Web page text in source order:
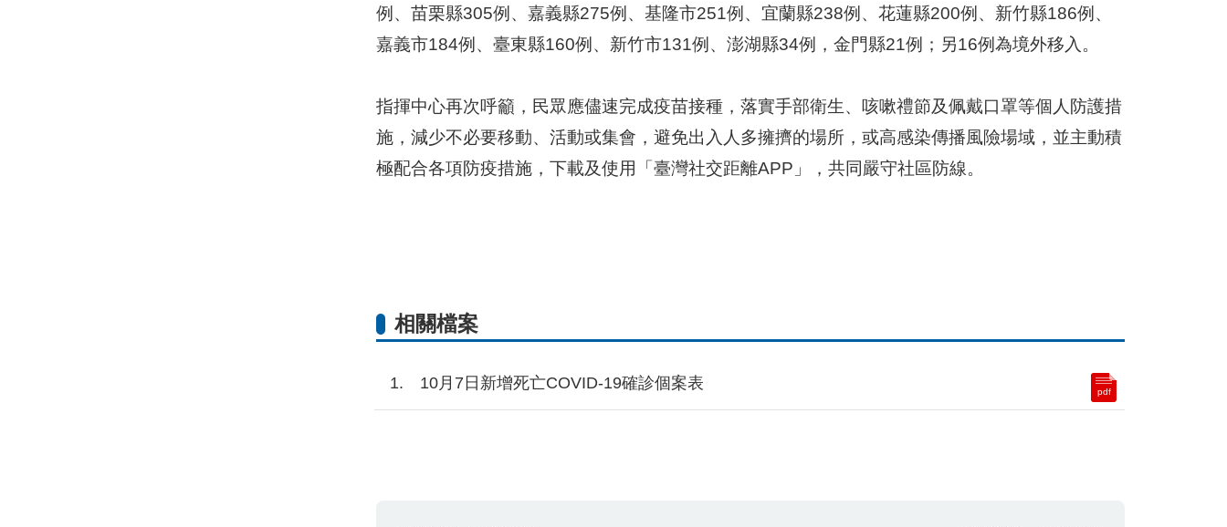
例、苗栗縣305例、嘉義縣275例、基隆市251例、宜蘭縣238例、花蓮縣200例、新竹縣186例、
嘉義市184例、臺東縣160例、新竹市131例、澎湖縣34例，金門縣21例；另16例為境外移入。
指揮中心再次呼籲，民眾應儘速完成疫苗接種，落實手部衛生、咳嗽禮節及佩戴口罩等個人防護措
施，減少不必要移動、活動或集會，避免出入人多擁擠的場所，或高感染傳播風險場域，並主動積
極配合各項防疫措施，下載及使用「臺灣社交距離APP」，共同嚴守社區防線。
相關檔案
10月7日新增死亡COVID-19確診個案表 pdf